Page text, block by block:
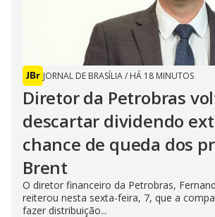
JORNAL DE BRASÍLIA/ HÁ 18 MINUTOS
Diretor da Petrobras
descartar dividendo
chance de queda dos
Brent
O diretor financeiro da Petrobras,
reiterou nesta sexta-feira, 7, que a
fazer distribuição...